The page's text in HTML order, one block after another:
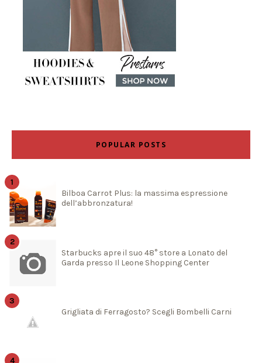
POPULAR POSTS
Bilboa Carrot Plus: la massima espressione
dell’abbronzatura!
Starbucks apre il suo 48° store a Lonato del
Garda presso Il Leone Shopping Center
Grigliata di Ferragosto? Scegli Bombelli Carni